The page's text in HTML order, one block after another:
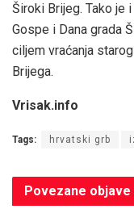
Široki Brijeg. Tako je
Gospe i Dana grada
ciljem vraćanja
Brijega.
Vrisak.info
Tags: hrvatski grb
Povezane objave